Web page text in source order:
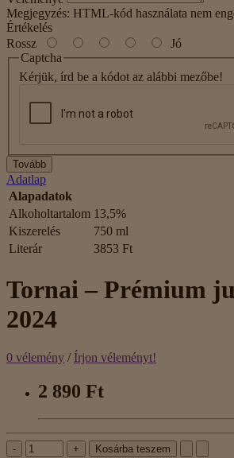
Megjegyzés: HTML-kód használata nem
Értékelés
Rossz
Jó
Captcha
Kérjük, írd be a kódot az alábbi mezőbe!
Tovább
Adatlap
Alapadatok
Alkoholtartalom 13,5%
Kiszerelés
750 ml
Literár
3853 Ft
Tornai – Prémium
2024
0 vélemény / Írjon véleményt!
2 890 Ft
- + Kosárba teszem